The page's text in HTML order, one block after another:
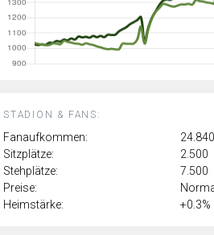
STADION & FANS:
Fanaufkommen:
24.840
Sitzplätze:
2.500
Stehplätze:
7.500
Preise:
Heimstärke:
+0.3%